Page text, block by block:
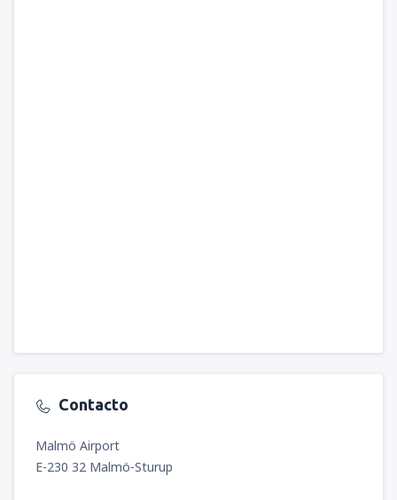
Contacto
Malmö Airport
E-230 32 Malmö-Sturup